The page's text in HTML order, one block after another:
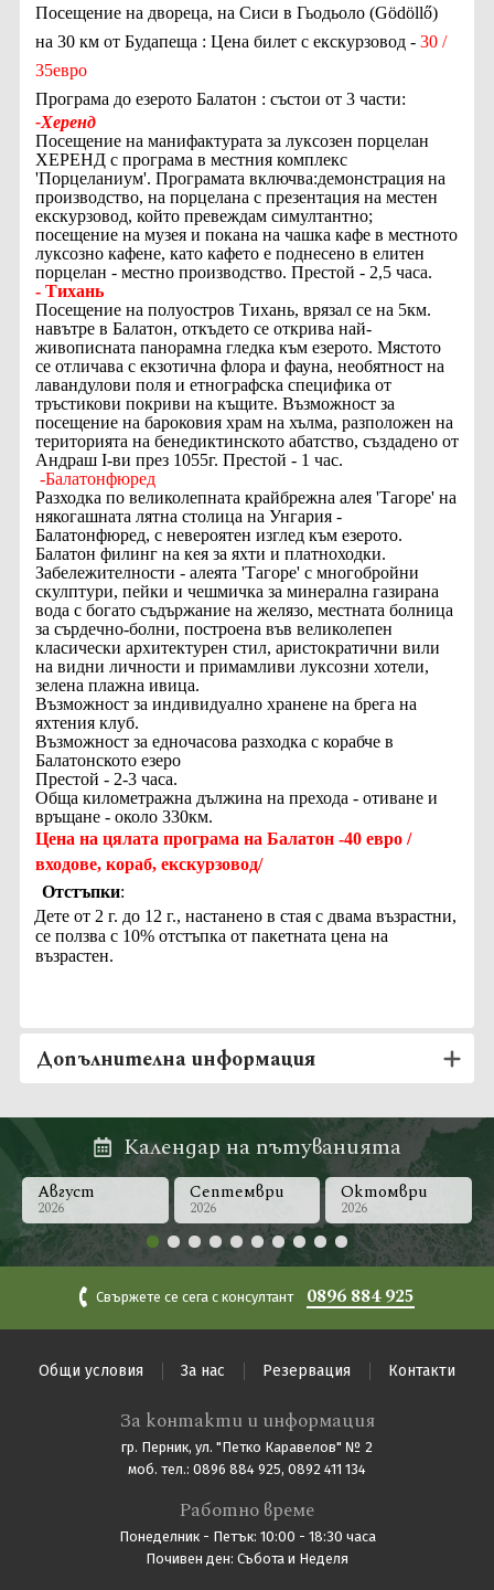
Посещение на двореца, на Сиси в Гьодьоло (Gödöllő)
на 30 км от Будапеща : Цена билет с екскурзовод - 30 /
35евро
Програма до езерото Балатон : състои от 3 части:
-Херенд
Посещение на манифактурата за луксозен порцелан
ХЕРЕНД с програма в местния комплекс
'Порцеланиум'. Програмата включва:демонстрация на
производство, на порцелана с презентация на местен
екскурзовод, който превеждам симултантно;
посещение на музея и покана на чашка кафе в местното
луксозно кафене, като кафето е поднесено в елитен
порцелан - местно производство. Престой - 2,5 часа.
- Тихань
Посещение на полуостров Тихань, врязал се на 5км.
навътре в Балатон, откъдето се открива най-
живописната панорамна гледка към езерото. Мястото
се отличава с екзотична флора и фауна, необятност на
лавандулови поля и етнографска специфика от
тръстикови покриви на къщите. Възможност за
посещение на бароковия храм на хълма, разположен на
територията на бенедиктинското абатство, създадено от
Андраш I-ви през 1055г. Престой - 1 час.
-Балатонфюред
Разходка по великолепната крайбрежна алея 'Тагоре' на
някогашната лятна столица на Унгария -
Балатонфюред, с невероятен изглед към езерото.
Балатон филинг на кея за яхти и платноходки.
Забележителности - алеята 'Тагоре' с многобройни
скулптури, пейки и чешмичка за минерална газирана
вода с бoгато съдържание на желязо, местната болница
за сърдечно-болни, построена във великолепен
класически архитектурен стил, аристократични вили
на видни личности и примамливи луксозни хотели,
зелена плажна ивица.
Възможност за индивидуално хранене на брега на
яхтения клуб.
Възможност за едночасова разходка с корабче в
Балатонското езеро
Престой - 2-3 часа.
Обща километражна дължина на прехода - отиване и
връщане - около 330км.
Цена на цялата програма на Балатон -40 евро /
входове, кораб, екскурзовод/
Отстъпки:
Дете от 2 г. до 12 г., настанено в стая с двама възрастни,
се ползва с 10% отстъпка от пакетната цена на
възрастен.
Допълнителна информация
Календар на пътуванията
Август
2026
Септември
2026
Октомври
2026
Свържете се сега с консултант 0896 884 925
Общи условия За нас Резервация Контакти
За контакти и информация
гр. Перник, ул. "Петко Каравелов" № 2
моб. тел.: 0896 884 925, 0892 411 134
Работно време
Понеделник - Петък: 10:00 - 18:30 часа
Почивен ден: Събота и Неделя